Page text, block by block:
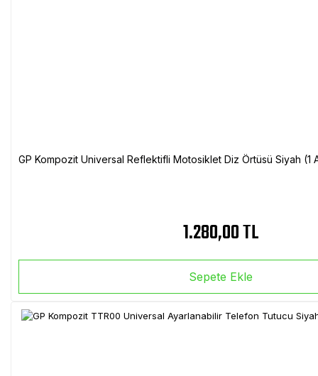
GP Kompozit Universal Reflektifli Motosiklet Diz Örtüsü Siyah
1.280,00 TL
Sepete Ekle